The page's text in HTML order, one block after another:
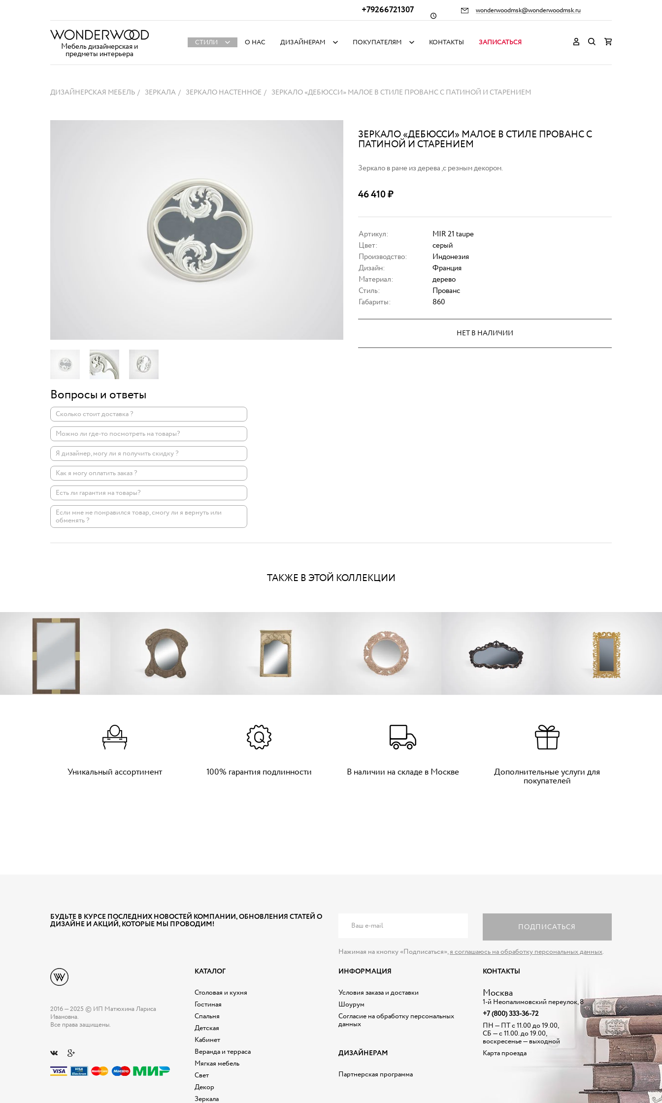
+79266721307 wonderwoodmsk@wonderwoodmsk.ru
Мебель дизайнерская и
предметы интерьера
СТИЛИ О НАС ДИЗАЙНЕРАМ ПОКУПАТЕЛЯМ КОНТАКТЫ ЗАПИСАТЬСЯ
ДИЗАЙНЕРСКАЯ МЕБЕЛЬ ЗЕРКАЛА ЗЕРКАЛО НАСТЕННОЕ ЗЕРКАЛО «ДЕБЮССИ» МАЛОЕ В СТИЛЕ ПРОВАНС С ПАТИНОЙ И СТАРЕНИЕМ
Вопросы и ответы
Сколько стоит доставка ?
Можно ли где-то посмотреть на товары?
Я дизайнер, могу ли я получить скидку ?
Как я могу оплатить заказ ?
Есть ли гарантия на товары?
Если мне не понравился товар, смогу ли я вернуть или
обменять ?
ЗЕРКАЛО «ДЕБЮССИ» МАЛОЕ В СТИЛЕ ПРОВАНС С
ПАТИНОЙ И СТАРЕНИЕМ
Зеркало в раме из дерева ,с резным декором.
46 410₽
Артикул:
MIR 21 taupe
Цвет:
серый
Производство:
Индонезия
Дизайн:
Франция
Материал:
дерево
Стиль:
Прованс
Габариты:
860
НЕТ В НАЛИЧИИ
ТАКЖЕ В ЭТОЙ КОЛЛЕКЦИИ
Уникальный ассортимент 100% гарантия подлинности В наличии на складе в Москве Дополнительные услуги для
покупателей
БУДЬТЕ В КУРСЕ ПОСЛЕДНИХ НОВОСТЕЙ КОМПАНИИ, ОБНОВЛЕНИЯ СТАТЕЙ О
ДИЗАЙНЕ И АКЦИЙ, КОТОРЫЕ МЫ ПРОВОДИМ! ПОДПИСАТЬСЯ
Нажимая на кнопку «Подписаться»,я соглашаюсь на обработку персональных данных.
2016 — 2025 © ИП Матюхина Лариса
Ивановна.
Все права защищены.
КАТАЛОГ
Столовая и кухня
Гостиная
Спальня
Детская
Кабинет
Веранда и терраса
Мягкая мебель
Свет
Декор
Зеркала
ИНФОРМАЦИЯ
Условия заказа и доставки
Шоурум
Согласие на обработку персональных
данных
ДИЗАЙНЕРАМ
Партнерская программа
КОНТАКТЫ
Москва
1-й Неопалимовский переулок, 8
+7 (800) 333-36-72
ПН — ПТ с 11.00 до 19.00,
СБ — с 11.00. до 19.00,
воскресенье — выходной
Карта проезда